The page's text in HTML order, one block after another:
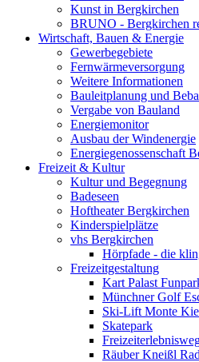
Kunst in Bergkirchen
BRUNO - Bergkirchen
Wirtschaft, Bauen & Energie
Gewerbegebiete
Fernwärmeversorgung
Weitere Informationen
Bauleitplanung und
Vergabe von Bauland
Energiemonitor
Ausbau der Windenergie
Energiegenossenschaft
Freizeit & Kultur
Kultur und Begegnung
Badeseen
Hoftheater Bergkirchen
Kinderspielplätze
vhs Bergkirchen
Hörpfade - die
Freizeitgestaltung
Kart Palast
Münchner Golf
Ski-Lift Monte
Skatepark
Räuber Kneißl